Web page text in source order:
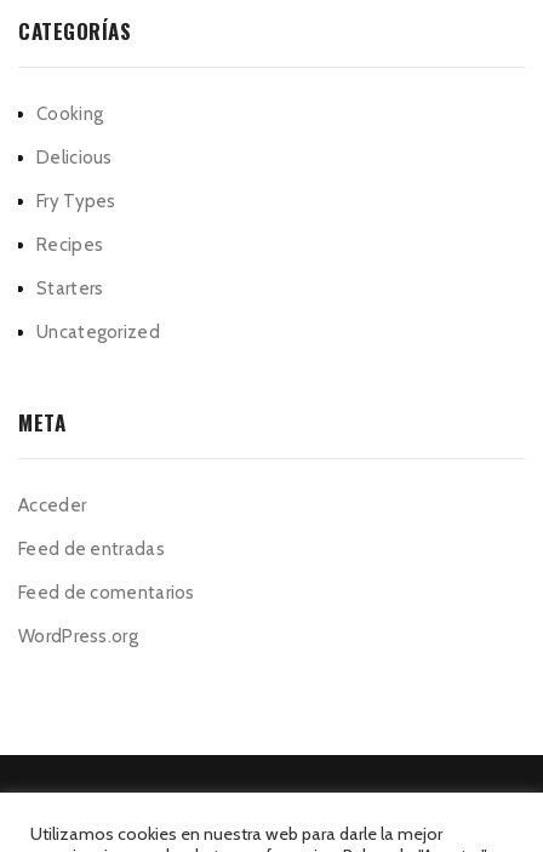
CATEGORÍAS
Cooking
Delicious
Fry Types
Recipes
Starters
Uncategorized
META
Acceder
Feed de entradas
Feed de comentarios
WordPress.org
Utilizamos cookies en nuestra web para darle la mejor